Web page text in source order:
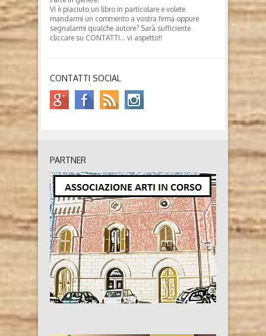
Vi è piaciuto un libro in particolare e volete
mandarmi un commento a vostra firma oppure
segnalarmi qualche autore? Sarà sufficiente
cliccare su CONTATTI… vi aspetto!!
CONTATTI SOCIAL
PARTNER